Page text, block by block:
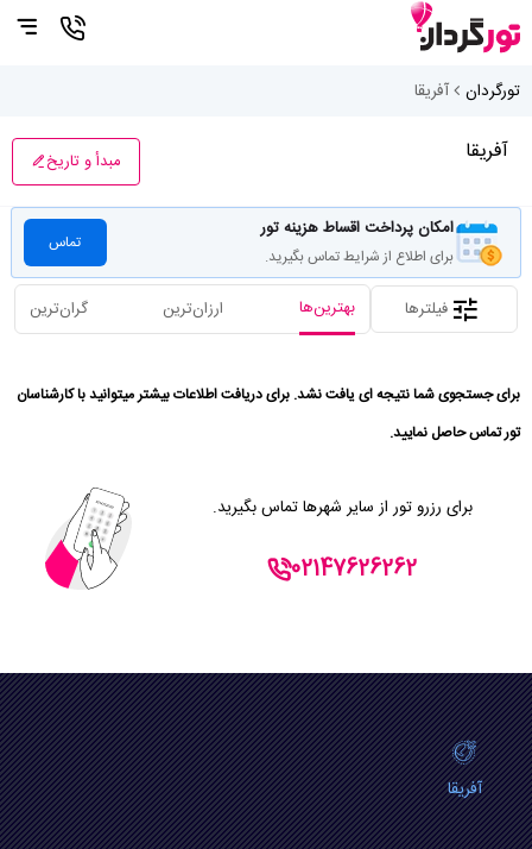
تورگردان آفریقا
آفریقا مبدأ و تاریخ
امکان پرداخت اقساط هزینه تور
برای اطلاع از شرایط تماس بگیرید.
تماس
فیلترها بهترین‌ها ارزان‌ترین گران‌ترین
برای جستجوی شما نتیجه ای یافت نشد. برای دریافت اطلاعات بیشتر میتوانید با کارشناسان
تور تماس حاصل نمایید.
برای رزرو تور از سایر شهرها تماس بگیرید.
02147626262
آفریقا